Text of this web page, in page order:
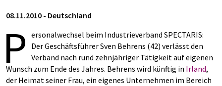
08.11.2010 - Deutschland
P ersonalwechsel beim Industrieverband SPECTARIS:
Der Geschäftsführer Sven Behrens (42) verlässt den
Verband nach rund zehnjähriger Tätigkeit auf eigenen
Wunsch zum Ende des Jahres. Behrens wird künftig in Irland,
der Heimat seiner Frau, ein eigenes Unternehmen im Bereich